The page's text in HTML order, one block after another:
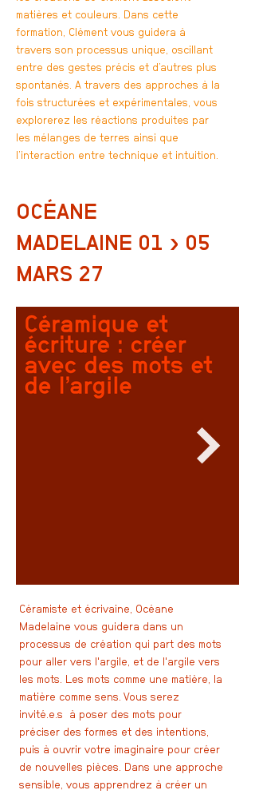
matières et couleurs. Dans cette
formation, Clément vous guidera à
travers son processus unique, oscillant
entre des gestes précis et d’autres plus
spontanés. A travers des approches à la
fois structurées et expérimentales, vous
explorerez les réactions produites par
les mélanges de terres ainsi que
l’interaction entre technique et intuition.
OCÉANE
MADELAINE 01 › 05
MARS 27
Céramiste et écrivaine, Océane
Madelaine vous guidera dans un
processus de création qui part des mots
pour aller vers l'argile, et de l'argile vers
les mots. Les mots comme une matière, la
matière comme sens. Vous serez
invité.e.s à poser des mots pour
préciser des formes et des intentions,
puis à ouvrir votre imaginaire pour créer
de nouvelles pièces. Dans une approche
sensible, vous apprendrez à créer un